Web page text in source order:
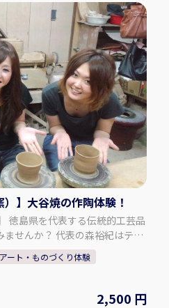
びに行きました。お弁当を入
は美しい絵や繊細な細工が施さ
◇料金 10,000円
600円 1ドリンク：400円 カラ
年齢は成人（20歳以上） ※も
だけます。楽しい時間を過ご
22:00 所要時間： 1時間30分
～：088-698-7096 ◇営
、水、金、土、日 営業時間：
◇ウェブサイ
）】大谷焼の作陶体験！
徳島県を代表する伝統的工芸品
ませんか？ 代表の森裕紀はテレ
オンに輝いた経歴を持つ実力
らではの和モダンな作品を生
及しています。体験プランで
きるまでスタッフがしっかりサ
アート・ものづくり体験
2,500 円